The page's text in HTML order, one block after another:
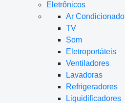
Eletrônicos
Ar Condicionado
TV
Som
Eletroportáteis
Ventiladores
Lavadoras
Refrigeradores
Liquidificadores